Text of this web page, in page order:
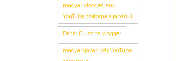
magyar vlogger lány
YouTube csatornája japánul
Fehér Fruzsina vlogger
magyar-japán pár YouTube